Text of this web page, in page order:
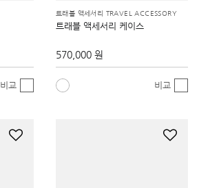
비교
트래블 액세서리 TRAVEL ACCESSORY
트래블 액세서리 케이스
570,000 원
비교